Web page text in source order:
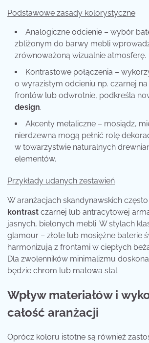
Podstawowe zasady kolorystyczne
Analogiczne odcienie – wybór
zbliżonym do barwy mebli
zrównoważoną wizualnie atmosferę.
Kontrastowe połączenia –
o wyrazistym odcieniu np. czarnej
frontów lub odwrotnie, podkreśla
design.
Akcenty metaliczne – mosiądz,
nierdzewna mogą pełnić rolę
w towarzystwie naturalnych
elementów.
Przykłady udanych zestawień
W aranżacjach skandynawskich
kontrast czarnej lub antracytowej
jasnych, bielonych mebli. W stylach
glamour – złote lub mosiężne baterie
harmonizują z frontami w ciepłych
Dla zwolenników minimalizmu
będzie chrom lub matowa stal.
Wpływ materiałów i
całość aranżacji
Oprócz koloru istotne są również